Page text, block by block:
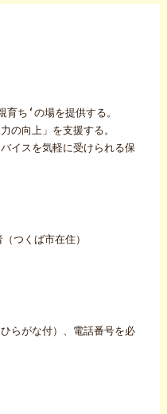
ち‘の場を提供する。
の向上」を支援する。
イスを気軽に受けられる保
つくば市在住）
らがな付）、電話番号を必